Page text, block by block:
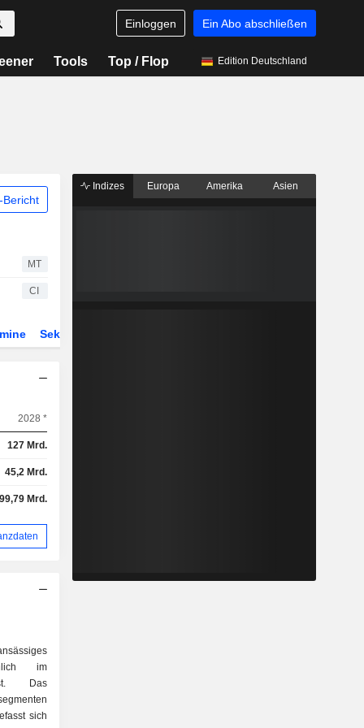
Einloggen Ein Abo abschließen
Tools Top / Flop Edition Deutschland
Bericht
MT
CI
Sektor
2028 *
127 Mrd.
45,2 Mrd.
Mrd.
im
Das
sich
Indizes Europa Amerika Asien